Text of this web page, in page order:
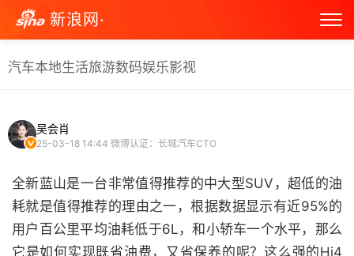
新浪网·
汽车本地生活旅游数码娱乐影视
吴会肖
25-03-18 14:44 微博认证：长城汽车CTO
全新蓝山是一台非常值得推荐的中大型SUV，超低的油
耗就是值得推荐的理由之一，根据数据显示有近95%的
用户百公里平均油耗低于6L，和小轿车一个水平，那么
它是如何实现既省油费，又省保养的呢？这么强的Hi4